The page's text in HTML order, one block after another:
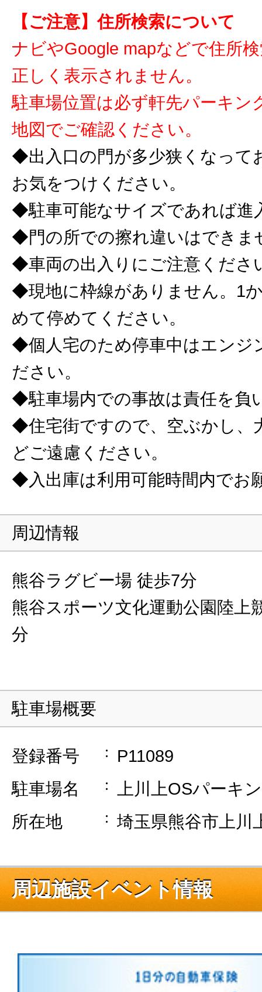
【ご注意】住所検索について
ナビやGoogle mapなどで住所
正しく表示されません。
駐車場位置は必ず軒先パーキン
地図でご確認ください。
◆出入口の門が多少狭くなって
お気をつけください。
◆駐車可能なサイズであれば進
◆門の所での擦れ違いはできま
◆車両の出入りにご注意くださ
◆現地に枠線がありません。1
めて停めてください。
◆個人宅のため停車中はエンジ
ださい。
◆駐車場内での事故は責任を負
◆住宅街ですので、空ぶかし、
どご遠慮ください。
◆入出庫は利用可能時間内でお
周辺情報
熊谷ラグビー場 徒歩7分
熊谷スポーツ文化運動公園陸上
分
駐車場概要
登録番号
P11089
駐車場名
上川上OSパーキ
所在地
埼玉県熊谷市上川
周辺施設イベント情報